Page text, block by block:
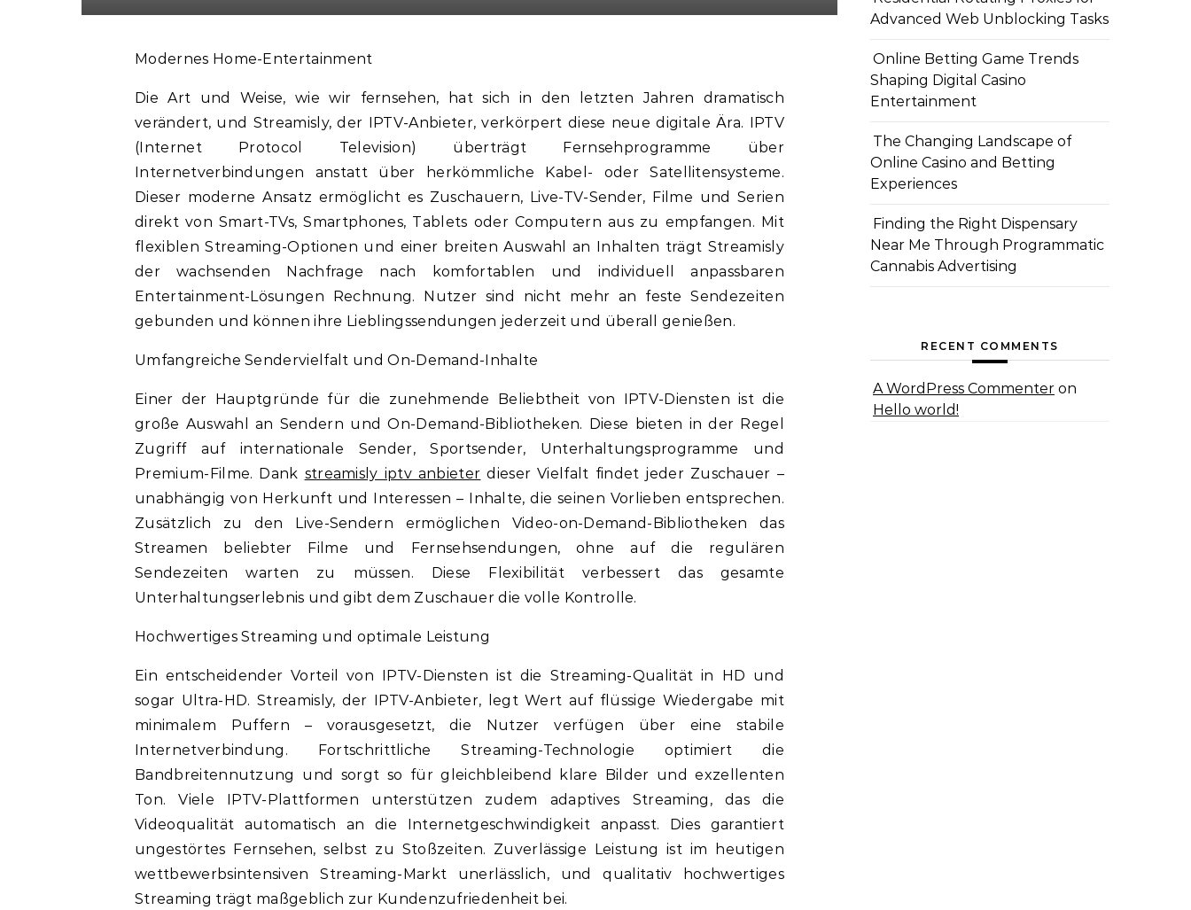
Modernes Home-Entertainment
Die Art und Weise, wie wir fernsehen, hat sich in den letzten Jahren dramatisch
verändert, und Streamisly, der IPTV-Anbieter, verkörpert diese neue digitale Ära. IPTV
(Internet Protocol Television) überträgt Fernsehprogramme über
Internetverbindungen anstatt über herkömmliche Kabel- oder Satellitensysteme.
Dieser moderne Ansatz ermöglicht es Zuschauern, Live-TV-Sender, Filme und Serien
direkt von Smart-TVs, Smartphones, Tablets oder Computern aus zu empfangen. Mit
flexiblen Streaming-Optionen und einer breiten Auswahl an Inhalten trägt Streamisly
der wachsenden Nachfrage nach komfortablen und individuell anpassbaren
Entertainment-Lösungen Rechnung. Nutzer sind nicht mehr an feste Sendezeiten
gebunden und können ihre Lieblingssendungen jederzeit und überall genießen.
Umfangreiche Sendervielfalt und On-Demand-Inhalte
Einer der Hauptgründe für die zunehmende Beliebtheit von IPTV-Diensten ist die
große Auswahl an Sendern und On-Demand-Bibliotheken. Diese bieten in der Regel
Zugriff auf internationale Sender, Sportsender, Unterhaltungsprogramme und
Premium-Filme. Dank streamisly iptv anbieter dieser Vielfalt findet jeder Zuschauer –
unabhängig von Herkunft und Interessen – Inhalte, die seinen Vorlieben entsprechen.
Zusätzlich zu den Live-Sendern ermöglichen Video-on-Demand-Bibliotheken das
Streamen beliebter Filme und Fernsehsendungen, ohne auf die regulären
Sendezeiten warten zu müssen. Diese Flexibilität verbessert das gesamte
Unterhaltungserlebnis und gibt dem Zuschauer die volle Kontrolle.
Hochwertiges Streaming und optimale Leistung
Ein entscheidender Vorteil von IPTV-Diensten ist die Streaming-Qualität in HD und
sogar Ultra-HD. Streamisly, der IPTV-Anbieter, legt Wert auf flüssige Wiedergabe mit
minimalem Puffern – vorausgesetzt, die Nutzer verfügen über eine stabile
Internetverbindung. Fortschrittliche Streaming-Technologie optimiert die
Bandbreitennutzung und sorgt so für gleichbleibend klare Bilder und exzellenten
Ton. Viele IPTV-Plattformen unterstützen zudem adaptives Streaming, das die
Videoqualität automatisch an die Internetgeschwindigkeit anpasst. Dies garantiert
ungestörtes Fernsehen, selbst zu Stoßzeiten. Zuverlässige Leistung ist im heutigen
wettbewerbsintensiven Streaming-Markt unerlässlich, und qualitativ hochwertiges
Streaming trägt maßgeblich zur Kundenzufriedenheit bei.
Advanced Web Unblocking Tasks
Online Betting Game Trends
Shaping Digital Casino
Entertainment
The Changing Landscape of
Online Casino and Betting
Experiences
Finding the Right Dispensary
Near Me Through Programmatic
Cannabis Advertising
RECENT COMMENTS
A WordPress Commenter on
Hello world!